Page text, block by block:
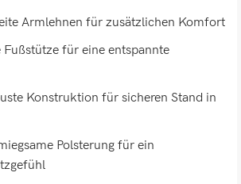
Armlehnen für zusätzlichen Komfort
Fußstütze für eine entspannte
Konstruktion für sicheren Stand in
Polsterung für ein